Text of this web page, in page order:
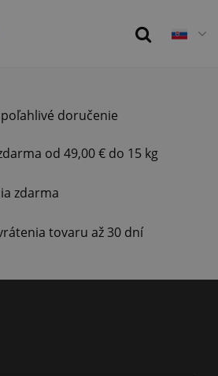
doručenie
od 49,00 € do 15 kg
zdarma
tovaru až 30 dní